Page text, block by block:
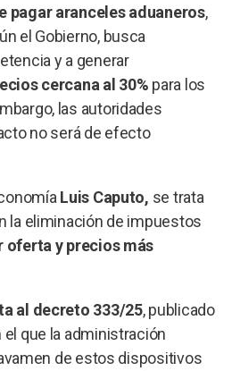
pagar aranceles aduaneros,
el Gobierno, busca
y a generar
cercana al 30% para los
las autoridades
no será de efecto
Luis Caputo, se trata
la eliminación de impuestos
oferta y precios más
al decreto 333/25, publicado
el que la administración
de estos dispositivos